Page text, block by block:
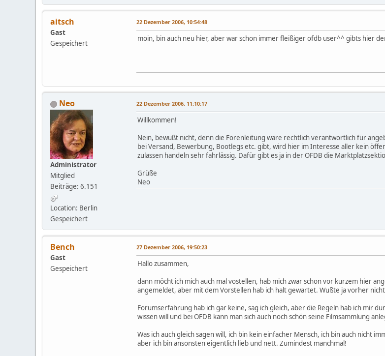
aitsch
Gast
Gespeichert
22 Dezember 2006, 10:54:48
moin, bin auch neu hier, aber war schon immer fleißiger ofdb user^^ gibts hier
Neo
Administrator
Mitglied
Beiträge: 6.151
Location: Berlin
Gespeichert
22 Dezember 2006, 11:10:17
Willkommen!
Nein, bewußt nicht, denn die Forenleitung wäre rechtlich verantwortlich für
bei Versand, Bewerbung, Bootlegs etc. gibt, wird hier im Interesse aller kein
zulassen handeln sehr fahrlässig. Dafür gibt es ja in der OFDB die
Grüße
Neo
Bench
Gast
Gespeichert
27 Dezember 2006, 19:50:23
Hallo zusammen,
dann möcht ich mich auch mal vostellen, hab mich zwar schon vor kurzem hier
angemeldet, aber mit dem Vorstellen hab ich halt gewartet. Wußte ja vorher
Forumserfahrung hab ich gar keine, sag ich gleich, aber die Regeln hab ich mir
wissen will und bei OFDB kann man sich auch noch schön seine Filmsammlung
Was ich auch gleich sagen will, ich bin kein einfacher Mensch, ich bin auch nicht
aber ich bin ansonsten eigentlich lieb und nett. Zumindest manchmal!